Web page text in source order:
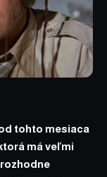
tohto mesiaca
má veľmi